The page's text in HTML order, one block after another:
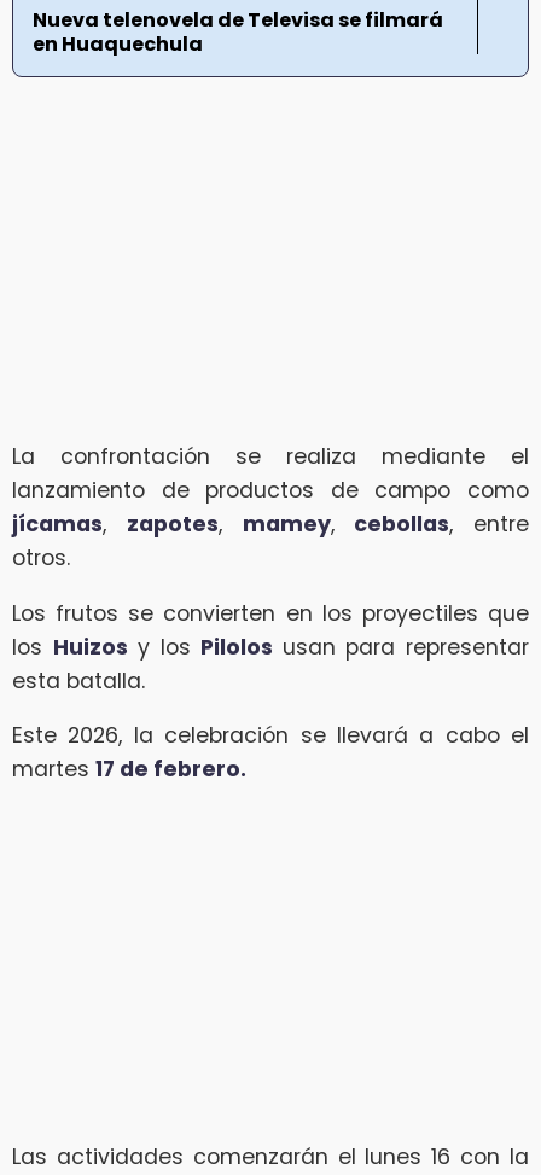
Nueva telenovela de Televisa se filmará
en Huaquechula
La confrontación se realiza mediante el
lanzamiento de productos de campo como
jícamas, zapotes, mamey, cebollas, entre
otros.
Los frutos se convierten en los proyectiles que
los Huizos y los Pilolos usan para representar
esta batalla.
Este 2026, la celebración se llevará a cabo el
martes 17 de febrero.
Las actividades comenzarán el lunes 16 con la